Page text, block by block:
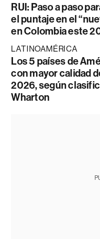
RUI: Paso a paso
el puntaje en el
en Colombia este
LATINOAMÉRICA
Los 5 países de
con mayor calidad
2026, según
Wharton